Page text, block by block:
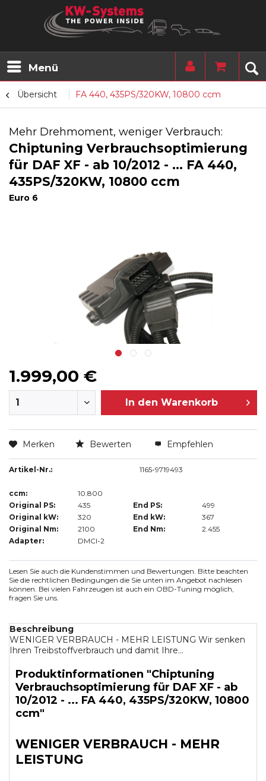
Menü
Übersicht FA 440, 435PS/320KW, 10800 ccm
Mehr Drehmoment, weniger Verbrauch:
Chiptuning Verbrauchsoptimierung
für DAF XF - ab 10/2012 - ... FA 440,
435PS/320KW, 10800 ccm
Euro 6
1.999,00 €
In den Warenkorb
Merken Bewerten Empfehlen
Artikel-Nr.: 1165-9719493
ccm:
10.800
Original PS:
435 End PS:
499
Original kW:
320 End kW:
367
Original Nm:
2100 End Nm:
2.455
Adapter:
DMCI-2
Lesen Sie auch die Kundenstimmen und Bewertungen. Bitte beachten
Sie die rechtlichen Bedingungen die Sie unten im Angebot nachlesen
können. Bei vielen Fahrzeugen ist auch ein OBD-Tuning möglich,
fragen Sie uns.
Beschreibung
WENIGER VERBRAUCH - MEHR LEISTUNG Wir senken
Ihren Treibstoffverbrauch und damit Ihre...
Produktinformationen "Chiptuning
Verbrauchsoptimierung für DAF XF - ab
10/2012 - ... FA 440, 435PS/320KW, 10800
ccm"
WENIGER VERBRAUCH - MEHR
LEISTUNG